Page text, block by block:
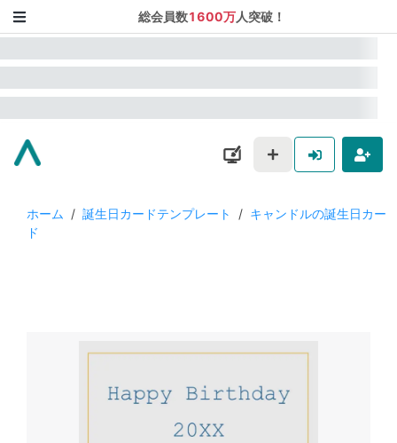
総会員数1600万人突破！
ホーム / 誕生日カードテンプレート / キャンドルの誕生日カー
ド